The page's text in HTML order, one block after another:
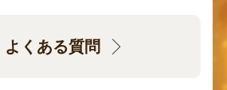
よくある質問